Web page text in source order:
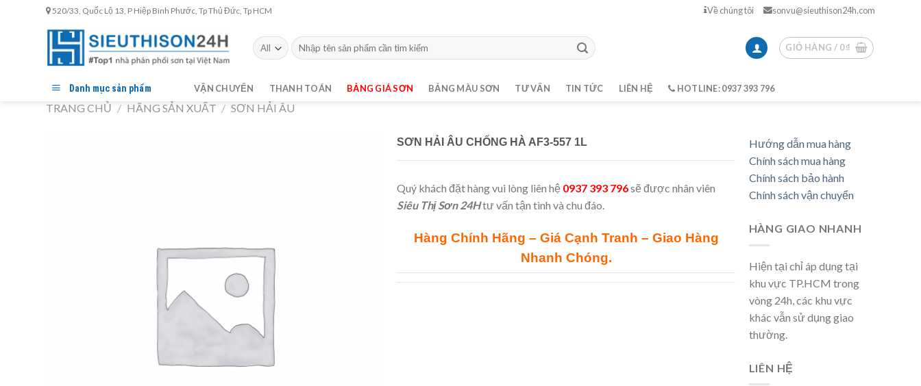
520/33, Quốc Lộ 13, P Hiệp Bình Phước, Tp Thủ Đức, Tp HCM Về chúng tôi sonvu@sieuthison24h.com
Tìm
kiếm:
GIỎ HÀNG / 0₫
Danh mục sản phẩm VẬN CHUYỂN THANH TOÁN BẢNG GIÁ SƠN BẢNG MÀU SƠN TƯ VẤN TIN TỨC LIÊN HỆ HOTLINE: 0937 393 796
TRANG CHỦ / HÃNG SẢN XUẤT / SƠN HẢI ÂU
SƠN HẢI ÂU CHỐNG HÀ AF3-557 1L
Quý khách đặt hàng vui lòng liên hệ 0937 393 796sẽ được nhân viên
Siêu Thị Sơn 24Htư vấn tận tình và chu đáo.
Hàng Chính Hãng – Giá Cạnh Tranh – Giao Hàng
Nhanh Chóng.
Hướng dẫn mua hàng
Chính sách mua hàng
Chính sách bảo hành
Chính sách vận chuyển
HÀNG GIAO NHANH
Hiện tại chỉ áp dụng tại
khu vực TP.HCM trong
vòng 24h, các khu vực
khác vẫn sử dụng giao
thường.
LIÊN HỆ